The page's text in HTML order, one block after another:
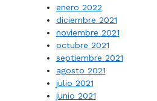
enero 2022
diciembre 2021
noviembre 2021
octubre 2021
septiembre 2021
agosto 2021
julio 2021
junio 2021